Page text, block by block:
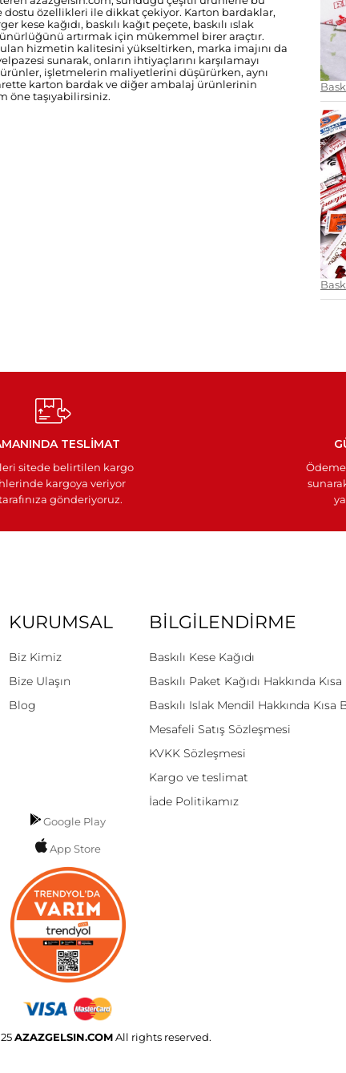
dostu özellikleri ile dikkat çekiyor. Karton bardaklar,
kağıdı, baskılı kağıt peçete, baskılı ıslak
artırmak için mükemmel birer araçtır.
hizmetin kalitesini yükseltirken, marka imajını da
sunarak, onların ihtiyaçlarını karşılamayı
ürünler, işletmelerin maliyetlerini düşürürken, aynı
karton bardak ve diğer ambalaj ürünlerinin
öne taşıyabilirsiniz.
TESLİMAT
sitede belirtilen kargo
kargoya veriyor
gönderiyoruz.
KURUMSAL
Biz Kimiz
Bize Ulaşın
Blog
BİLGİLENDİRME
Baskılı Kese Kağıdı
Baskılı Paket Kağıdı Hakkında
Baskılı Islak Mendil Hakkında Kısa
Mesafeli Satış Sözleşmesi
KVKK Sözleşmesi
Kargo ve teslimat
İade Politikamız
Google Play
App Store
AZAZGELSIN.COM All rights reserved.